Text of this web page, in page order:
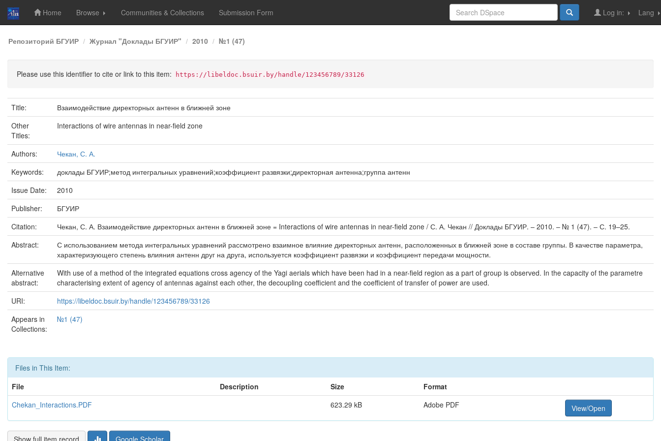
Skip
navigation
Home Browse Communities & Collections Submission Form Lang
Log in:
Репозиторий БГУИР Журнал "Доклады БГУИР" 2010 №1 (47)
Please use this identifier to cite or link to this item: https://libeldoc.bsuir.by/handle/123456789/33126
Title:
Взаимодействие директорных антенн в ближней зоне
Other
Titles:
Interactions of wire antennas in near-field zone
Authors:
Чекан, С. А.
Keywords:
доклады БГУИР;метод интегральных уравнений;коэффициент развязки;директорная антенна;группа антенн
Issue Date:
2010
Publisher:
БГУИР
Citation:
Чекан, С. А. Взаимодействие директорных антенн в ближней зоне = Interactions of wire antennas in near-field zone / С. А. Чекан // Доклады БГУИР. – 2010. – № 1 (47). – С. 19–25.
Abstract:
С использованием метода интегральных уравнений рассмотрено взаимное влияние директорных антенн, расположенных в ближней зоне в составе группы. В качестве параметра,
характеризующего степень влияния антенн друг на друга, используется коэффициент развязки и коэффициент передачи мощности.
Alternative
abstract:
With use of a method of the integrated equations cross agency of the Yagi aerials which have been had in a near-field region as a part of group is observed. In the capacity of the parametre
characterising extent of agency of antennas against each other, the decoupling coefficient and the coefficient of transfer of power are used.
URI:
https://libeldoc.bsuir.by/handle/123456789/33126
Appears in
Collections:
№1 (47)
Files in This Item:
File
Description Size
Format
Chekan_Interactions.PDF
623.29 kB Adobe PDF View/Open
Show full item record Google Scholar